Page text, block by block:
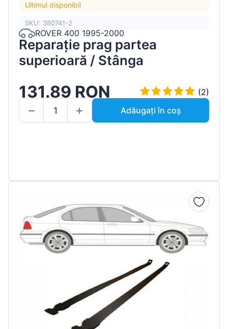
Ultimul disponibil
SKU: 380741-2
ROVER 400 1995-2000
Reparație prag partea
superioară / Stânga
131.89 RON
(2)
Adăugați în coș